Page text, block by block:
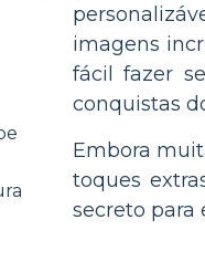
imagens
fácil fazer
conquistas
Embora
toques
secreto para